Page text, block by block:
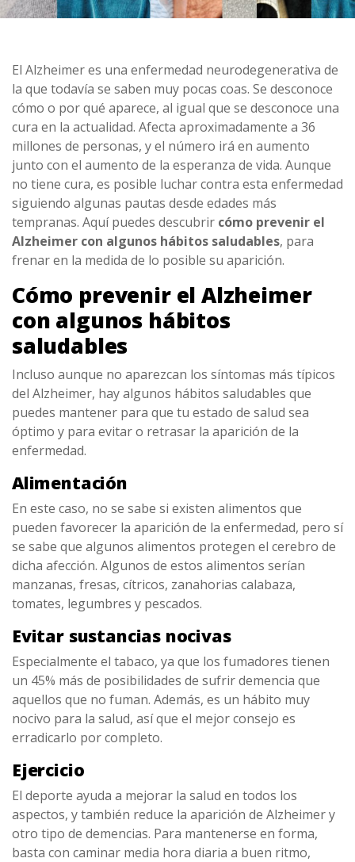
El Alzheimer es una enfermedad neurodegenerativa de
la que todavía se saben muy pocas coas. Se desconoce
cómo o por qué aparece, al igual que se desconoce una
cura en la actualidad. Afecta aproximadamente a 36
millones de personas, y el número irá en aumento
junto con el aumento de la esperanza de vida. Aunque
no tiene cura, es posible luchar contra esta enfermedad
siguiendo algunas pautas desde edades más
tempranas. Aquí puedes descubrir cómo prevenir el
Alzheimer con algunos hábitos saludables, para
frenar en la medida de lo posible su aparición.
Cómo prevenir el Alzheimer
con algunos hábitos
saludables
Incluso aunque no aparezcan los síntomas más típicos
del Alzheimer, hay algunos hábitos saludables que
puedes mantener para que tu estado de salud sea
óptimo y para evitar o retrasar la aparición de la
enfermedad.
Alimentación
En este caso, no se sabe si existen alimentos que
pueden favorecer la aparición de la enfermedad, pero sí
se sabe que algunos alimentos protegen el cerebro de
dicha afección. Algunos de estos alimentos serían
manzanas, fresas, cítricos, zanahorias calabaza,
tomates, legumbres y pescados.
Evitar sustancias nocivas
Especialmente el tabaco, ya que los fumadores tienen
un 45% más de posibilidades de sufrir demencia que
aquellos que no fuman. Además, es un hábito muy
nocivo para la salud, así que el mejor consejo es
erradicarlo por completo.
Ejercicio
El deporte ayuda a mejorar la salud en todos los
aspectos, y también reduce la aparición de Alzheimer y
otro tipo de demencias. Para mantenerse en forma,
basta con caminar media hora diaria a buen ritmo,